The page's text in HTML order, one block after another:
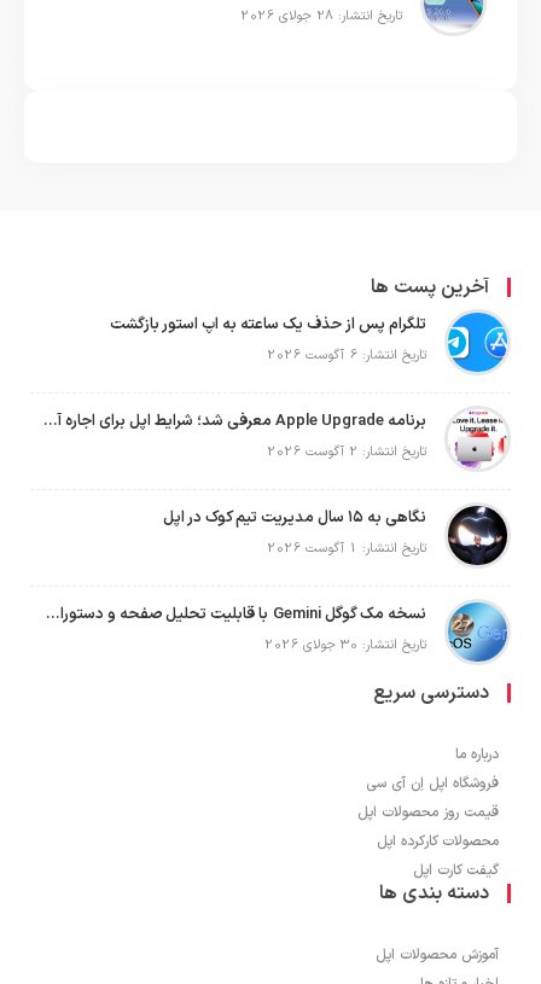
تاریخ انتشار: 28 جولای 2026
آخرین پست ها
تلگرام پس از حذف یک ساعته به اپ استور بازگشت
تاریخ انتشار: 6 آگوست 2026
برنامه Apple Upgrade معرفی شد؛ شرایط اپل برای اجاره آیفون، آیپد، مک و اپل واچ
تاریخ انتشار: 2 آگوست 2026
نگاهی به ۱۵ سال مدیریت تیم کوک در اپل
تاریخ انتشار: 1 آگوست 2026
نسخه مک گوگل Gemini با قابلیت تحلیل صفحه و دستورات صوتی در به‌روزرسانی جدید
تاریخ انتشار: 30 جولای 2026
دسترسی سریع
درباره ما
فروشگاه اپل اِن آی سی
قیمت روز محصولات اپل
محصولات کارکرده اپل
گیفت کارت اپل
دسته بندی ها
آموزش محصولات اپل